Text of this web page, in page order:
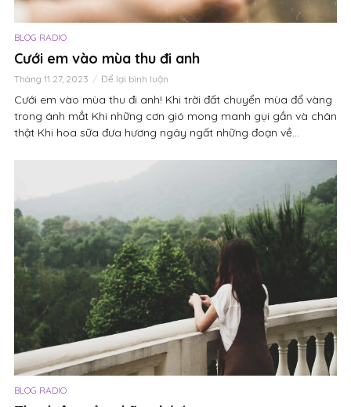
BLOG RADIO
Cưới em vào mùa thu đi anh
Tháng 11 27, 2023 Để lại bình luận
Cưới em vào mùa thu đi anh! Khi trời đất chuyển mùa đổ vàng
trong ánh mắt Khi những cơn gió mong manh gụi gần và chân
thật Khi hoa sữa đưa hương ngây ngất những đoạn về...
BLOG RADIO